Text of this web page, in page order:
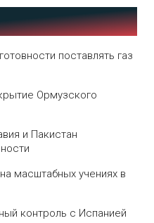
поставлять газ
Ормузского
и Пакистан
масштабных учениях в
контроль с Испанией